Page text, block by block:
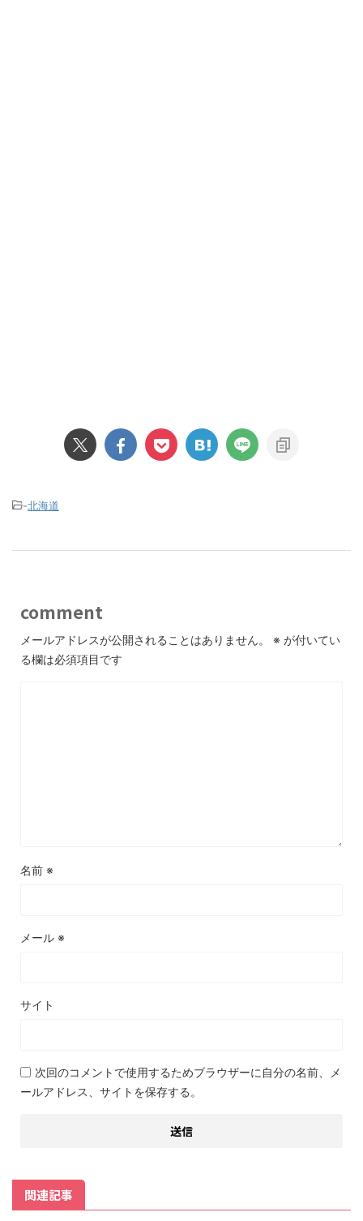
-北海道
comment
メールアドレスが公開されることはありません。 ※ が付いてい
る欄は必須項目です
名前 ※
メール ※
サイト
次回のコメントで使用するためブラウザーに自分の名前、メ
ールアドレス、サイトを保存する。
関連記事